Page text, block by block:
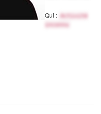
Qui :
Activité
inconnu